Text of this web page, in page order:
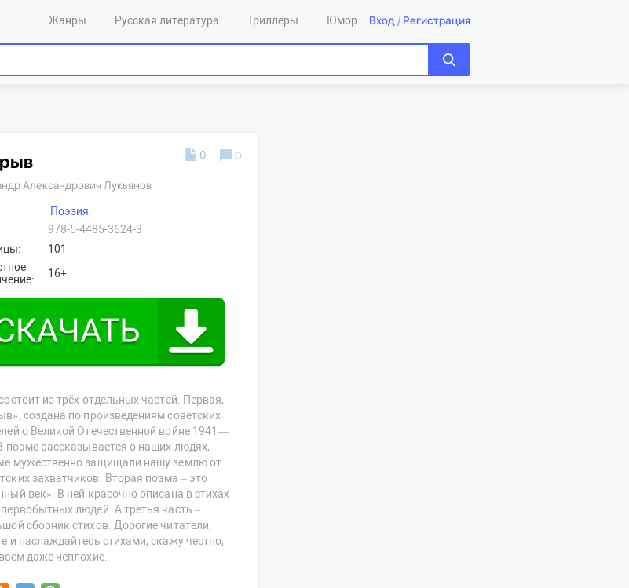
Жанры Русская литература Триллеры Юмор Вход / Регистрация
Александрович Лукьянов
Поэзия
978-5-4485-3624-3
101
16+
из трёх отдельных частей. Первая,
создана по произведениям советских
о Великой Отечественной войне 1941—
поэме рассказывается о наших людях,
мужественно защищали нашу землю от
захватчиков. Вторая поэма – это
век». В ней красочно описана в стихах
людей. А третья часть –
сборник стихов. Дорогие читатели,
и наслаждайтесь стихами, скажу честно,
даже неплохие.
0 0